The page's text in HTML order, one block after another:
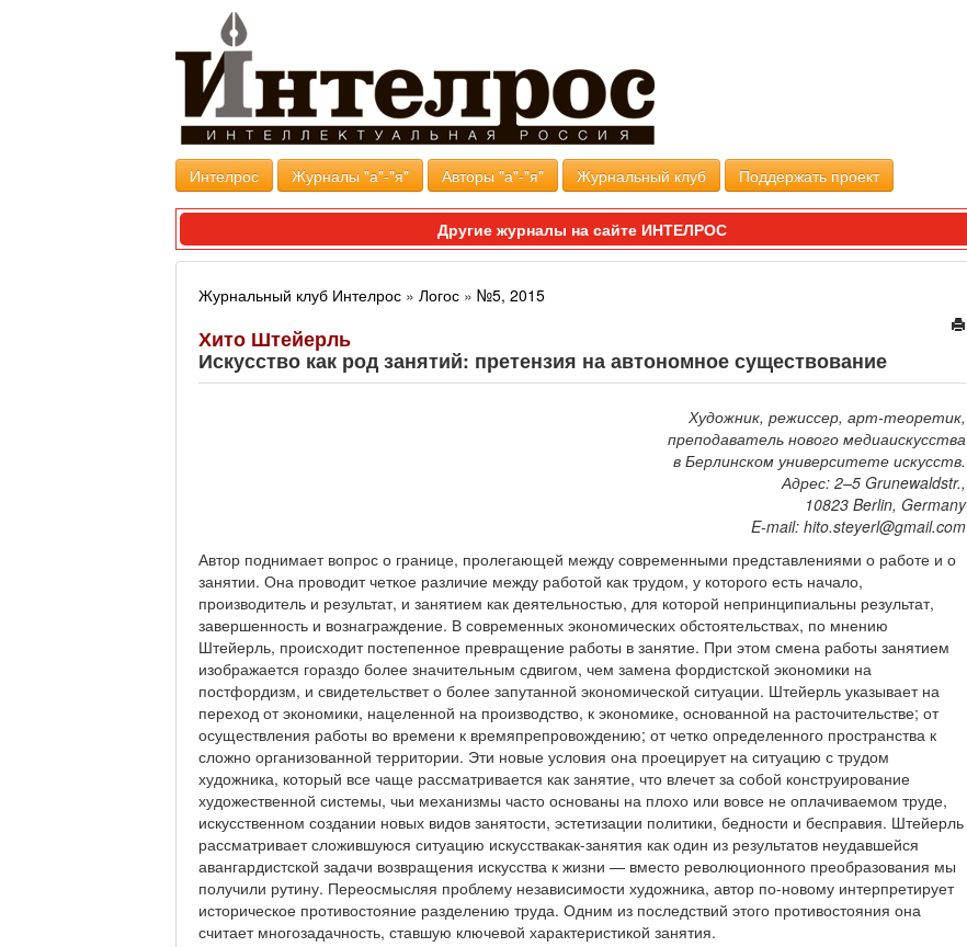
Интелрос Журналы "а"-"я" Авторы "а"-"я" Журнальный клуб Поддержать проект
Другие журналы на сайте ИНТЕЛРОС
Журнальный клуб Интелрос » Логос » №5, 2015
Хито Штейерль
Искусство как род занятий: претензия на автономное существование
Художник, режиссер, арт-теоретик,
преподаватель нового медиаискусства
в Берлинском университете искусств.
Адрес: 2–5 Grunewaldstr.,
10823 Berlin, Germany
E-mail: hito.steyerl@gmail.com
Автор поднимает вопрос о границе, пролегающей между современными представлениями о работе и о
занятии. Она проводит четкое различие между работой как трудом, у которого есть начало,
производитель и результат, и занятием как деятельностью, для которой непринципиальны результат,
завершенность и вознаграждение. В современных экономических обстоятельствах, по мнению
Штейерль, происходит постепенное превращение работы в занятие. При этом смена работы занятием
изображается гораздо более значительным сдвигом, чем замена фордистской экономики на
постфордизм, и свидетельствет о более запутанной экономической ситуации. Штейерль указывает на
переход от экономики, нацеленной на производство, к экономике, основанной на расточительстве; от
осуществления работы во времени к времяпрепровождению; от четко определенного пространства к
сложно организованной территории. Эти новые условия она проецирует на ситуацию с трудом
художника, который все чаще рассматривается как занятие, что влечет за собой конструирование
художественной системы, чьи механизмы часто основаны на плохо или вовсе не оплачиваемом труде,
искусственном создании новых видов занятости, эстетизации политики, бедности и бесправия. Штейерль
рассматривает сложившуюся ситуацию искусствакак-занятия как один из результатов неудавшейся
авангардистской задачи возвращения искусства к жизни — вместо революционного преобразования мы
получили рутину. Переосмысляя проблему независимости художника, автор по-новому интерпретирует
историческое противостояние разделению труда. Одним из последствий этого противостояния она
считает многозадачность, ставшую ключевой характеристикой занятия.